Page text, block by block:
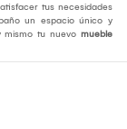
tus necesidades
un espacio único y
mismo tu nuevo mueble